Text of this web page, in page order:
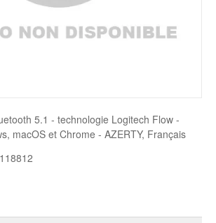
5.1 - technologie Logitech Flow -
macOS et Chrome - AZERTY, Français